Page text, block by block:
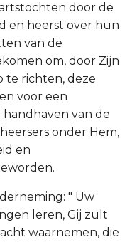
door de
en heerst over hun
van de
om, door Zijn
te richten, deze
voor een
van de
onder Hem,
en
" Uw
leren, Gij zult
waarnemen, die